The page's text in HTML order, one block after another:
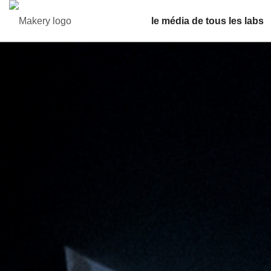
le média de tous les labs